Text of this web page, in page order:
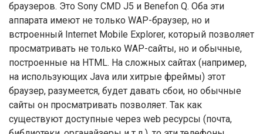
браузеров. Это Sony CMD J5 и Benefon Q. Оба эти
аппарата имеют не только WAP-браузер, но и
встроенный Internet Mobile Explorer, который позволяет
просматривать не только WAP-сайты, но и обычные,
построенные на HTML. На сложных сайтах (например,
на использующих Java или хитрые фреймы) этот
браузер, разумеется, будет давать сбои, но обычные
сайты он просматривать позволяет. Так как
существуют доступные через web ресурсы (почта,